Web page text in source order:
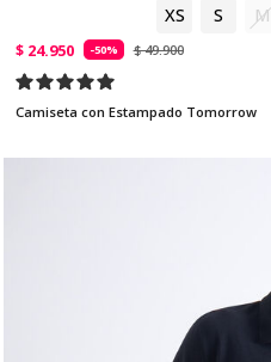
XS S M
$ 24.950 -50% $ 49.900
Camiseta con Estampado Tomorrow